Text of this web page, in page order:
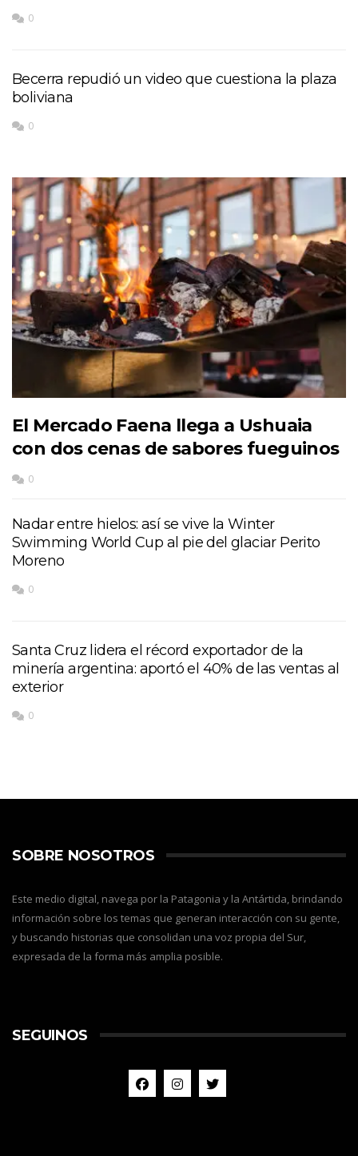
0
Becerra repudió un video que cuestiona la plaza
boliviana
0
El Mercado Faena llega a Ushuaia
con dos cenas de sabores fueguinos
0
Nadar entre hielos: así se vive la Winter
Swimming World Cup al pie del glaciar Perito
Moreno
0
Santa Cruz lidera el récord exportador de la
minería argentina: aportó el 40% de las ventas al
exterior
0
SOBRE NOSOTROS
Este medio digital, navega por la Patagonia y la Antártida, brindando
información sobre los temas que generan interacción con su gente,
y buscando historias que consolidan una voz propia del Sur,
expresada de la forma más amplia posible.
SEGUINOS